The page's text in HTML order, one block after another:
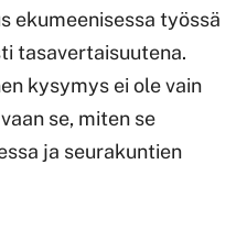
ekumeenisessa työssä
tasavertaisuutena.
kysymys ei ole vain
se, miten se
ja seurakuntien